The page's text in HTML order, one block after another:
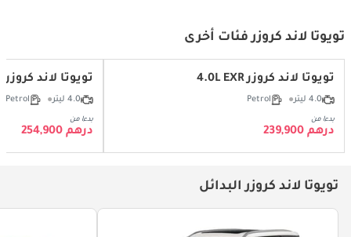
تويوتا لاند كروزر فئات أخرى
تويوتا لاند كروزر 4.0L EXR
4.0 ليتر Petrol
بدءا من
درهم 239,900
تويوتا لاند كروزر 4.0 لتر بلاك ايديشن
4.0 ليتر Petrol
بدءا من
درهم 254,900
تويوتا لاند كروزر البدائل